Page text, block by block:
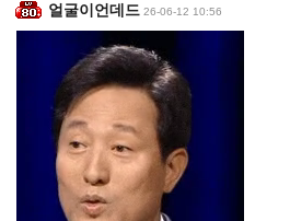
얼굴이언데드 26-06-12 10:56